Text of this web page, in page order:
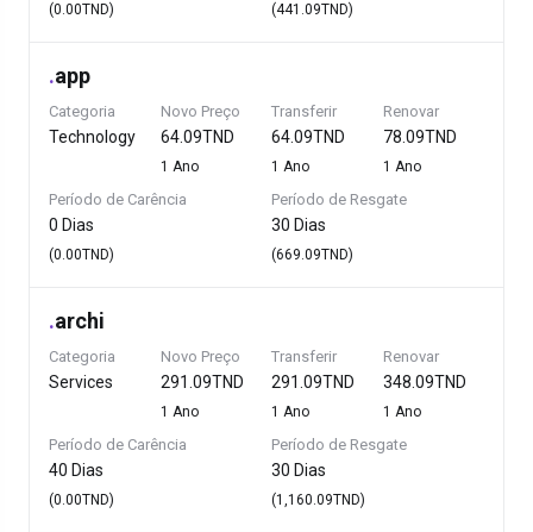
(0.00TND) (441.09TND)
.app
Categoria
Technology
Novo Preço
64.09TND
1 Ano
Transferir
64.09TND
1 Ano
Renovar
78.09TND
1 Ano
Período de Carência
0 Dias
(0.00TND)
Período de Resgate
30 Dias
(669.09TND)
.archi
Categoria
Services
Novo Preço
291.09TND
1 Ano
Transferir
291.09TND
1 Ano
Renovar
348.09TND
1 Ano
Período de Carência
40 Dias
(0.00TND)
Período de Resgate
30 Dias
(1,160.09TND)